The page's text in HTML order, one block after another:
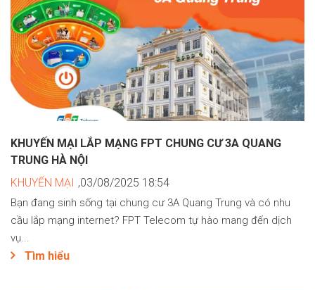
KHUYẾN MẠI LẮP MẠNG FPT CHUNG CƯ 3A QUANG
TRUNG HÀ NỘI
KHUYẾN MẠI ,03/08/2025 18:54
Bạn đang sinh sống tại chung cư 3A Quang Trung và có nhu
cầu lắp mạng internet? FPT Telecom tự hào mang đến dịch
vụ...
Tìm hiểu